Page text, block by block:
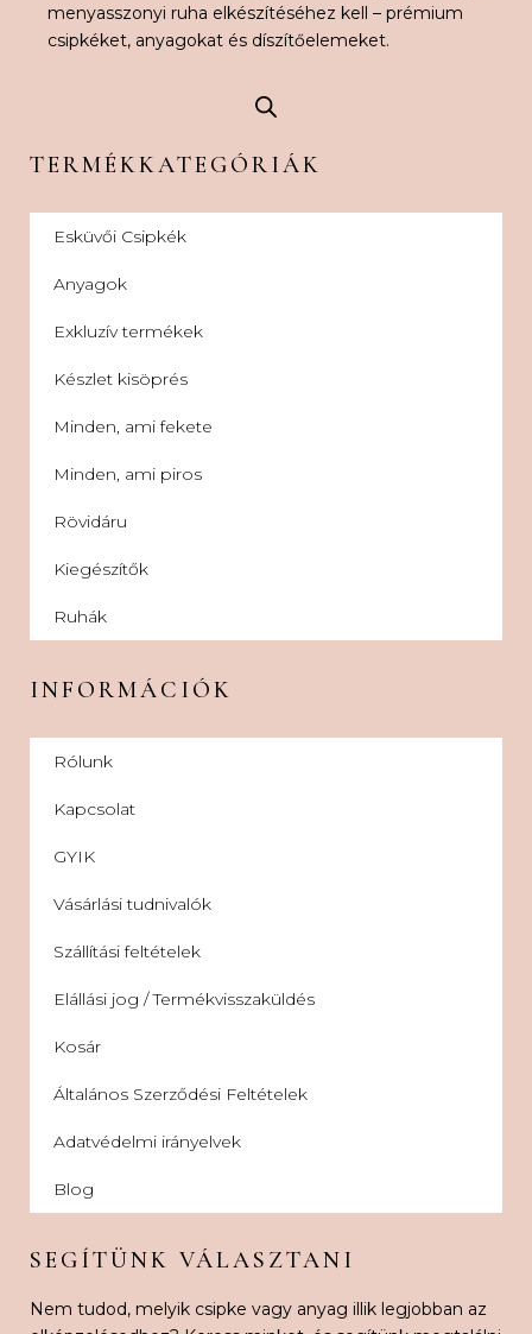
menyasszonyi ruha elkészítéséhez kell – prémium
csipkéket, anyagokat és díszítőelemeket.
TERMÉKKATEGÓRIÁK
Esküvői Csipkék
Anyagok
Exkluzív termékek
Készlet kisöprés
Minden, ami fekete
Minden, ami piros
Rövidáru
Kiegészítők
Ruhák
INFORMÁCIÓK
Rólunk
Kapcsolat
GYIK
Vásárlási tudnivalók
Szállítási feltételek
Elállási jog / Termékvisszaküldés
Kosár
Általános Szerződési Feltételek
Adatvédelmi irányelvek
Blog
SEGÍTÜNK VÁLASZTANI
Nem tudod, melyik csipke vagy anyag illik legjobban az